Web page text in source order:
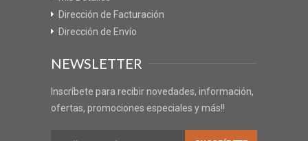
Dirección de Facturación
Dirección de Envío
NEWSLETTER
Inscríbete para recibir novedades, información,
ofertas, promociones especiales y más!!